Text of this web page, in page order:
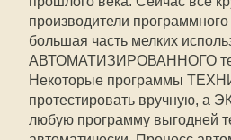
производители
большая часть мелких
АВТОМАТИЗИРОВАННОГО
Некоторые программы
протестировать вручную, а
любую программу выгодней